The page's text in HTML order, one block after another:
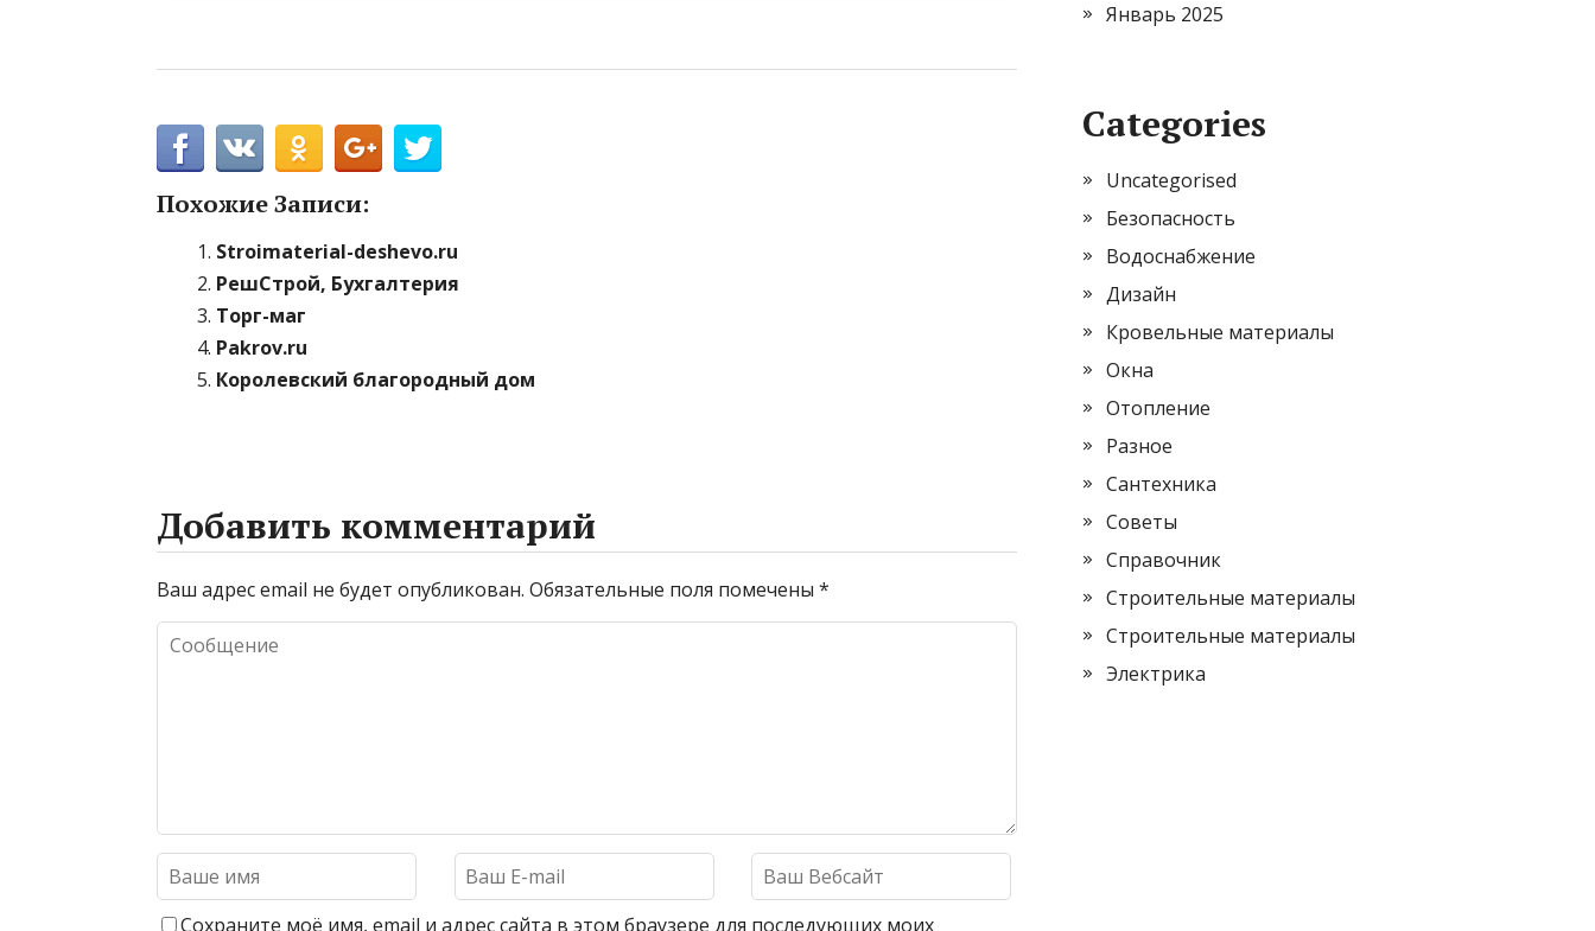
Похожие Записи:
Stroimaterial-deshevo.ru
РешСтрой, Бухгалтерия
Торг-маг
Pakrov.ru
Королевский благородный дом
Добавить комментарий
Ваш адрес email не будет опубликован. Обязательные поля помечены *
Сохраните моё имя, email и адрес сайта в этом браузере для последующих моих
Январь 2025
Categories
Uncategorised
Безопасность
Водоснабжение
Дизайн
Кровельные материалы
Окна
Отопление
Разное
Сантехника
Советы
Справочник
Строительные материалы
Строительные материалы
Электрика